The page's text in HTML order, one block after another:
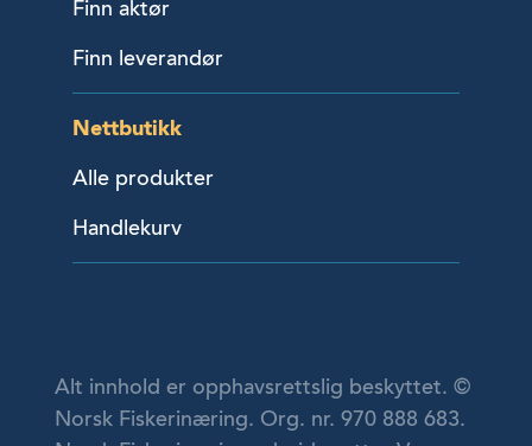
Finn aktør
Finn leverandør
Nettbutikk
Alle produkter
Handlekurv
Alt innhold er opphavsrettslig beskyttet. ©
Norsk Fiskerinæring. Org. nr. 970 888 683.